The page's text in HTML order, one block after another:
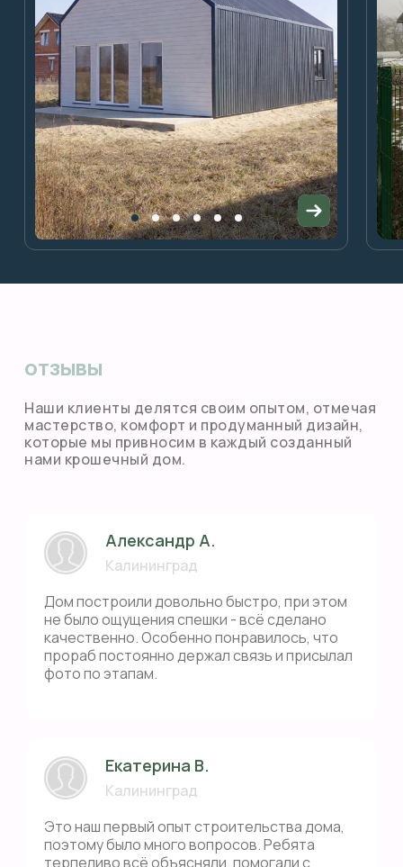
отзывы
Наши клиенты делятся своим опытом, отмечая
мастерство, комфорт и продуманный дизайн,
которые мы привносим в каждый созданный
нами крошечный дом.
Александр А.
Калининград
Дом построили довольно быстро, при этом
не было ощущения спешки - всё сделано
качественно. Особенно понравилось, что
прораб постоянно держал связь и присылал
фото по этапам.
Екатерина В.
Калининград
Это наш первый опыт строительства дома,
поэтому было много вопросов. Ребята
терпеливо всё объясняли, помогали с